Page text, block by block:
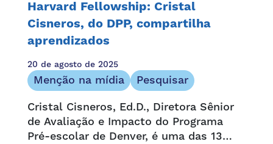
Harvard Fellowship: Cristal
Cisneros, do DPP, compartilha
aprendizados
20 de agosto de 2025
Menção na mídia
Pesquisar
Cristal Cisneros, Ed.D., Diretora Sênior
de Avaliação e Impacto do Programa
Pré-escolar de Denver, é uma das 13